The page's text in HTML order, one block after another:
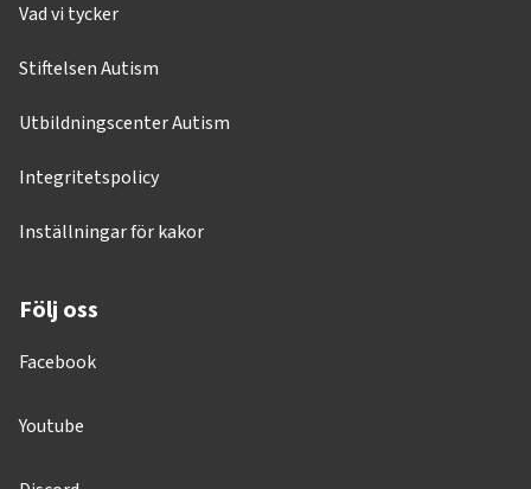
Vad vi tycker
Stiftelsen Autism
Utbildningscenter Autism
Integritetspolicy
Inställningar för kakor
Följ oss
Facebook
Youtube